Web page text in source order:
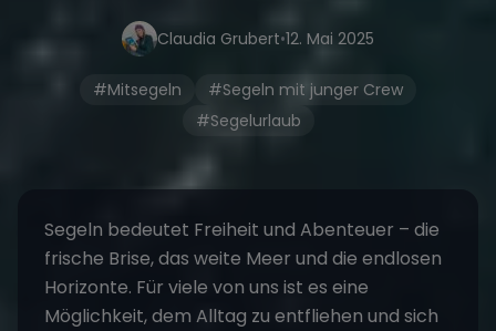
Claudia Grubert•12. Mai 2025
#Mitsegeln
#Segeln mit junger Crew
#Segelurlaub
Segeln bedeutet Freiheit und Abenteuer – die
frische Brise, das weite Meer und die endlosen
Horizonte. Für viele von uns ist es eine
Möglichkeit, dem Alltag zu entfliehen und sich